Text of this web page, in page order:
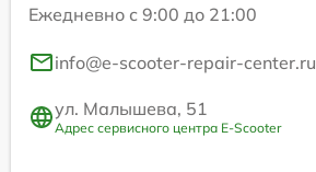
Ежедневно с 9:00 до 21:00
info@e-scooter-repair-center.ru
ул. Малышева, 51
Адрес сервисного центра E-Scooter